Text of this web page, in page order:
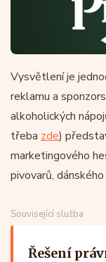
Vysvětlení je
reklamu a
alkoholických
třeba zde)
marketingového
pivovarů,
Související služba
Řešení